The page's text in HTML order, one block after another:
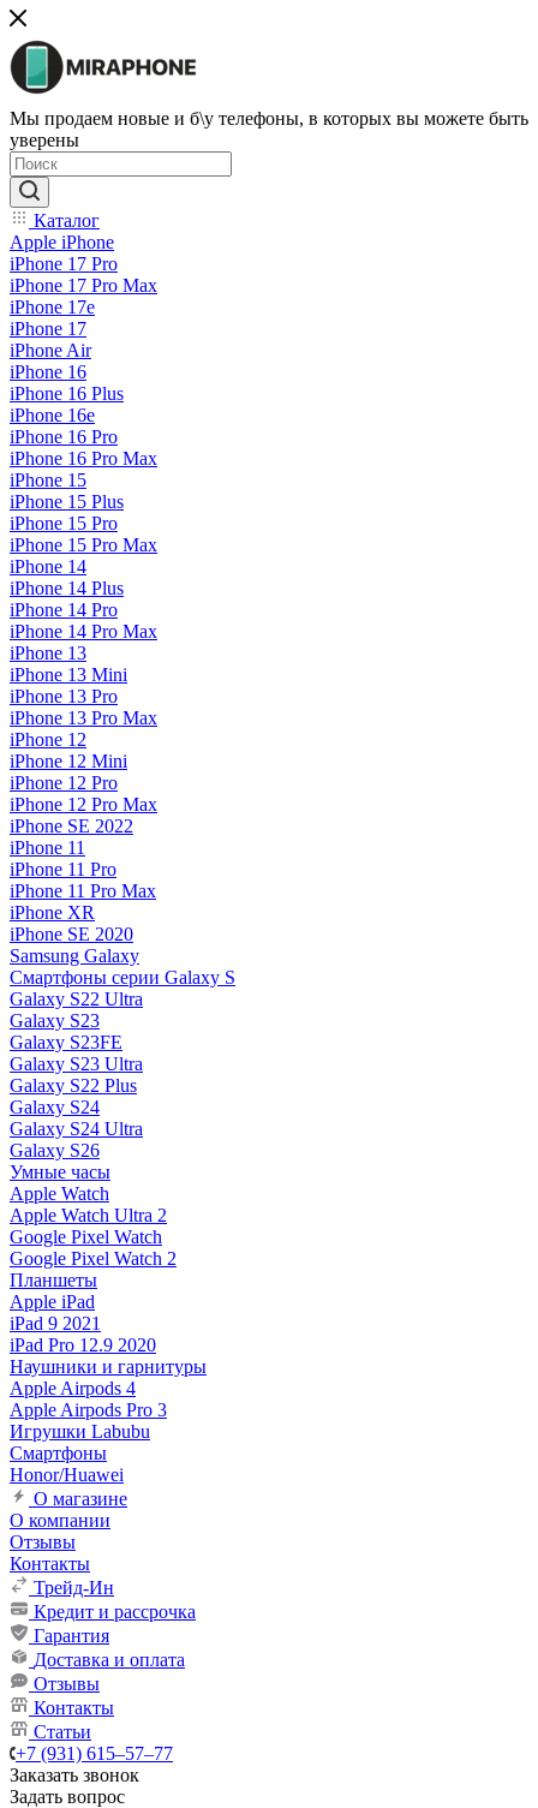
Мы продаем новые и б\у телефоны, в которых вы можете быть
уверены
Каталог
Apple iPhone
iPhone 17 Pro
iPhone 17 Pro Max
iPhone 17e
iPhone 17
iPhone Air
iPhone 16
iPhone 16 Plus
iPhone 16e
iPhone 16 Pro
iPhone 16 Pro Max
iPhone 15
iPhone 15 Plus
iPhone 15 Pro
iPhone 15 Pro Max
iPhone 14
iPhone 14 Plus
iPhone 14 Pro
iPhone 14 Pro Max
iPhone 13
iPhone 13 Mini
iPhone 13 Pro
iPhone 13 Pro Max
iPhone 12
iPhone 12 Mini
iPhone 12 Pro
iPhone 12 Pro Max
iPhone SE 2022
iPhone 11
iPhone 11 Pro
iPhone 11 Pro Max
iPhone XR
iPhone SE 2020
Samsung Galaxy
Смартфоны серии Galaxy S
Galaxy S22 Ultra
Galaxy S23
Galaxy S23FE
Galaxy S23 Ultra
Galaxy S22 Plus
Galaxy S24
Galaxy S24 Ultra
Galaxy S26
Умные часы
Apple Watch
Apple Watch Ultra 2
Google Pixel Watch
Google Pixel Watch 2
Планшеты
Apple iPad
iPad 9 2021
iPad Pro 12.9 2020
Наушники и гарнитуры
Apple Airpods 4
Apple Airpods Pro 3
Игрушки Labubu
Смартфоны
Honor/Huawei
О магазине
О компании
Отзывы
Контакты
Трейд-Ин
Кредит и рассрочка
Гарантия
Доставка и оплата
Отзывы
Контакты
Статьи
+7 (931) 615‒57‒77
Заказать звонок
Задать вопрос